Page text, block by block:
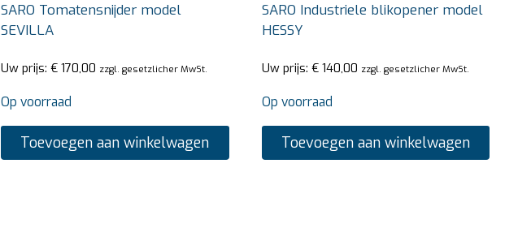
SARO Tomatensnijder model
SEVILLA
Uw prijs: € 170,00 zzgl. gesetzlicher MwSt.
Op voorraad
Toevoegen aan winkelwagen
SARO Industriele blikopener model
HESSY
Uw prijs: €140,00 zzgl. gesetzlicher MwSt.
Op voorraad
Toevoegen aan winkelwagen